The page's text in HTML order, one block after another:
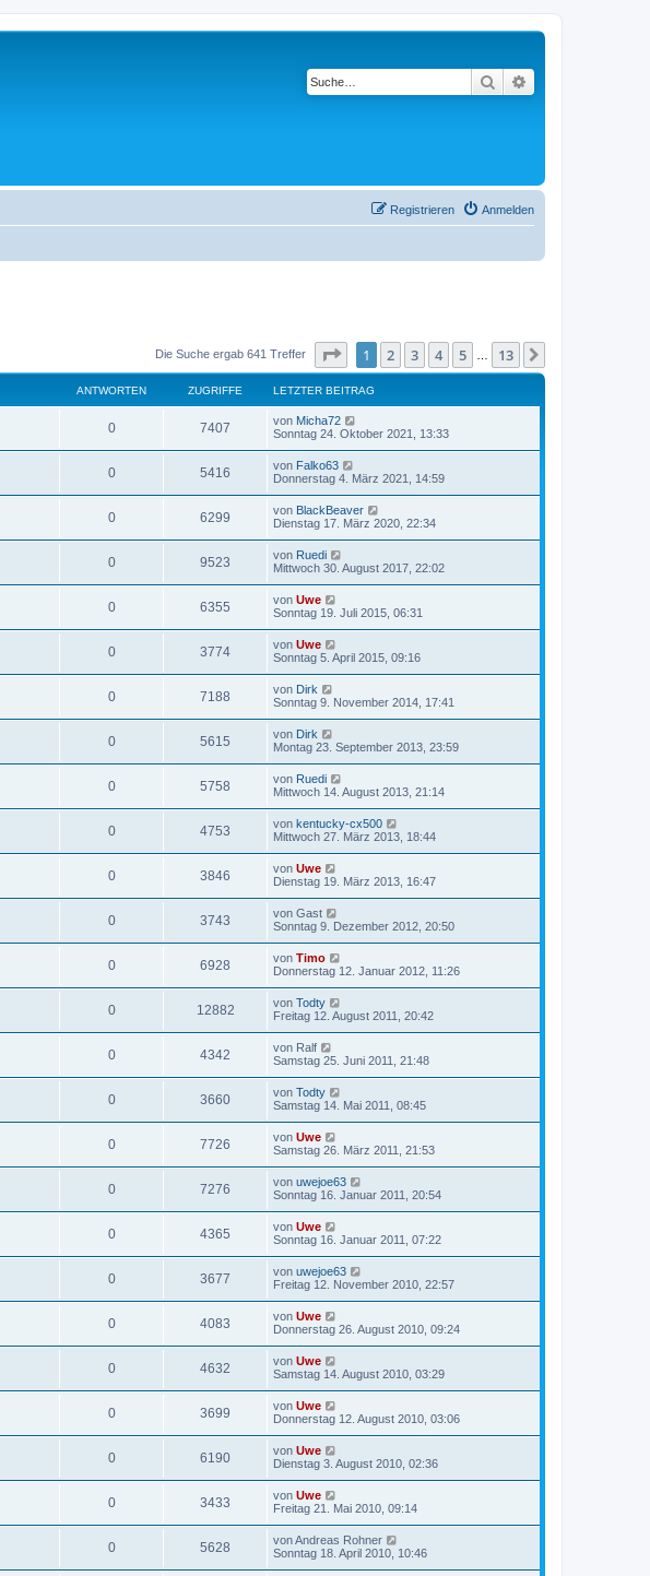
Suche
Anmelden
Registrieren
Die Suche ergab 641 Treffer Seite von13
1 2 3 4 5 13
ANTWORTEN ZUGRIFFE LETZTER BEITRAG
0 7407 von Micha72
Sonntag 24. Oktober 2021, 13:33
0 5416 von Falko63
Donnerstag 4. März 2021, 14:59
0 6299 von BlackBeaver
Dienstag 17. März 2020, 22:34
0 9523 von Ruedi
Mittwoch 30. August 2017, 22:02
0 6355 von Uwe
Sonntag 19. Juli 2015, 06:31
0 3774 von Uwe
Sonntag 5. April 2015, 09:16
0 7188 von Dirk
Sonntag 9. November 2014, 17:41
0 5615 von Dirk
Montag 23. September 2013, 23:59
0 5758 von Ruedi
Mittwoch 14. August 2013, 21:14
0 4753 von kentucky-cx500
Mittwoch 27. März 2013, 18:44
0 3846 von Uwe
Dienstag 19. März 2013, 16:47
0 3743 von Gast
Sonntag 9. Dezember 2012, 20:50
0 6928 von Timo
Donnerstag 12. Januar 2012, 11:26
0 12882 von Todty
Freitag 12. August 2011, 20:42
0 4342 von Ralf
Samstag 25. Juni 2011, 21:48
0 3660 von Todty
Samstag 14. Mai 2011, 08:45
0 7726 von Uwe
Samstag 26. März 2011, 21:53
0 7276 von uwejoe63
Sonntag 16. Januar 2011, 20:54
0 4365 von Uwe
Sonntag 16. Januar 2011, 07:22
0 3677 von uwejoe63
Freitag 12. November 2010, 22:57
0 4083 von Uwe
Donnerstag 26. August 2010, 09:24
0 4632 von Uwe
Samstag 14. August 2010, 03:29
0 3699 von Uwe
Donnerstag 12. August 2010, 03:06
0 6190 von Uwe
Dienstag 3. August 2010, 02:36
0 3433 von Uwe
Freitag 21. Mai 2010, 09:14
0 5628 vonAndreas Rohner
Sonntag 18. April 2010, 10:46